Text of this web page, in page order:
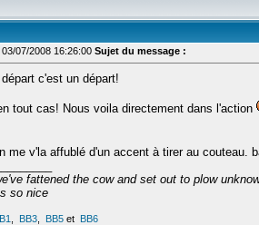
03/07/2008 16:26:00 Sujet du message :
c'est un départ!
tout cas! Nous voila directement dans l'action
me v'la affublé d'un accent à tirer au couteau.
fattened the cow and set out to plow
so nice
BB3, BB5et BB6